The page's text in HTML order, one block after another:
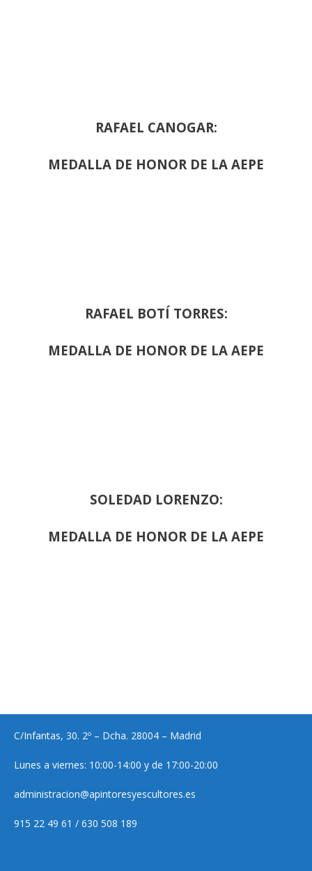
RAFAEL CANOGAR:
MEDALLA DE HONOR DE LA AEPE
RAFAEL BOTÍ TORRES:
MEDALLA DE HONOR DE LA AEPE
SOLEDAD LORENZO:
MEDALLA DE HONOR DE LA AEPE
C/Infantas, 30. 2º – Dcha. 28004 – Madrid
Lunes a viernes: 10:00-14:00 y de 17:00-20:00
administracion@apintoresyescultores.es
915 22 49 61 / 630 508 189